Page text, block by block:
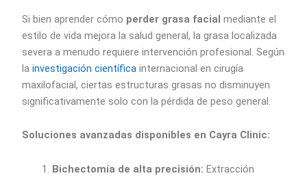
Si bien aprender cómo perder grasa facial mediante el
estilo de vida mejora la salud general, la grasa localizada
severa a menudo requiere intervención profesional. Según
lainvestigación científica internacional en cirugía
maxilofacial, ciertas estructuras grasas no disminuyen
significativamente solo con la pérdida de peso general.
Soluciones avanzadas disponibles en Cayra Clinic:
Bichectomía de alta precisión: Extracción